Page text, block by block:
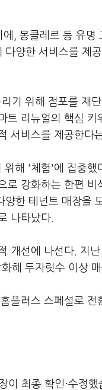
, 몽클레르 등 유명
양한 서비스를 제
기 위해 점포를 재
리뉴얼의 핵심 키
서비스를 제공한다
해 '체험'에 집중했
로 강화하는 한편
한 테넌트 매장을
나타났다.
개선에 나선다. 지
해 두자릿수 이상
플러스 스페셜로 전
최종 확인·수정했